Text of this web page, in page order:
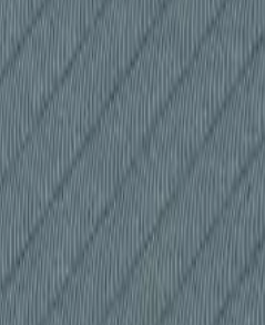
применимы исключительно к
конфигурацией
сопротивление при
Масса, кг
4 КППС2 КППС3 КППС4
85.9 133 177 219